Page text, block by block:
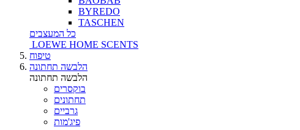
BYREDO
TASCHEN
כל המעצבים
LOEWE HOME SCENTS
טיפוח
הלבשה תחתונה
הלבשה תחתונה
בוקסרים
תחתונים
גרביים
פיג'מות